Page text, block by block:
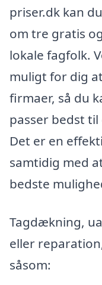
priser.dk kan
om tre gratis
lokale fagfolk.
muligt for dig
firmaer, så du
passer bedst
Det er en
samtidig med
bedste
Tagdækning,
eller
såsom: